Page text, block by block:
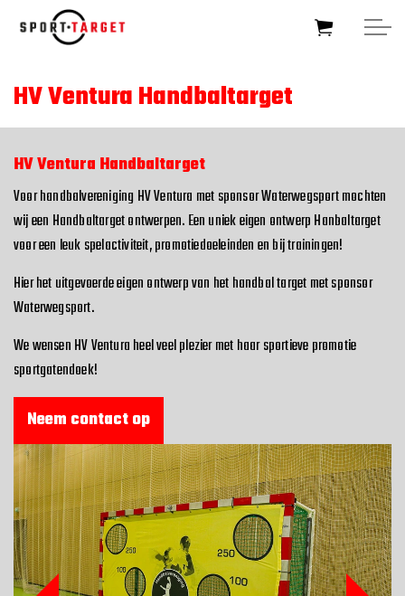
SOCCERTARGET
HOCKEYTARGET
SPORTTARGET
FOUNDATIONTARGET
REFERENTIES
VEILIGHEID
BESTELLEN
WEBSHOP
HV Ventura Handbaltarget
HV Ventura Handbaltarget
Voor handbalvereniging HV Ventura met sponsor Waterwegsport mochten
wij een Handbaltarget ontwerpen. Een uniek eigen ontwerp Hanbaltarget
voor een leuk spelactiviteit, promotiedoeleinden en bij trainingen!
Hier het uitgevoerde eigen ontwerp van het handbal target met sponsor
Waterwegsport.
We wensen HV Ventura heel veel plezier met haar sportieve promotie
sportgatendoek!
Neem contact op